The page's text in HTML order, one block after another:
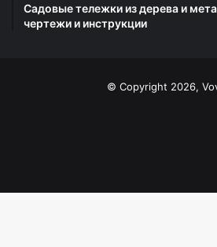
Садовые тележки из дерева и
чертежи и инструкции
© Copyright 2026,